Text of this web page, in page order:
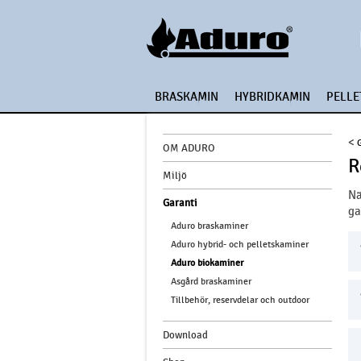
BRASKAMIN HYBRIDKAMIN
OM ADURO
Miljö
Garanti
Aduro braskaminer
Aduro hybrid- och pelletskaminer
Aduro biokaminer
Asgård braskaminer
Tillbehör, reservdelar och outdoor
Download
<